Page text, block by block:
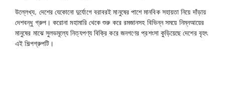
উল্লেখ্য, দেশের যেকোনো দুর্যোগে বরাবরই মানুষের পাশে মানবিক সহায়তা নিয়ে দাঁড়ায়
দেশবন্ধু গ্রুপ। করোনা মহামারি থেকে শুরু করে রমজানসহ বিভিন্ন সময়ে নিম্নআয়ের
মানুষের মাঝে সুলভমূল্যে নিত্যপণ্য বিক্রি করে জনগণের প্রশংসা কুড়িয়েছে দেশের বৃহৎ
এই শিল্পগ্রুপটি।